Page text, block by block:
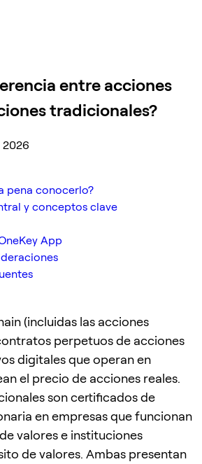
entre acciones
tradicionales?
2026
pena conocerlo?
y conceptos clave
App
(incluidas las acciones
perpetuos de acciones
digitales que operan en
el precio de acciones reales.
son certificados de
en empresas que funcionan
valores e instituciones
de valores. Ambas presentan